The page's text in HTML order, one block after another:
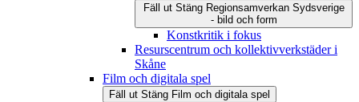
Fäll ut Stäng Regionsamverkan Sydsverige
- bild och form
Konstkritik i fokus
Resurscentrum och kollektivverkstäder i
Skåne
Film och digitala spel
Fäll ut Stäng Film och digitala spel